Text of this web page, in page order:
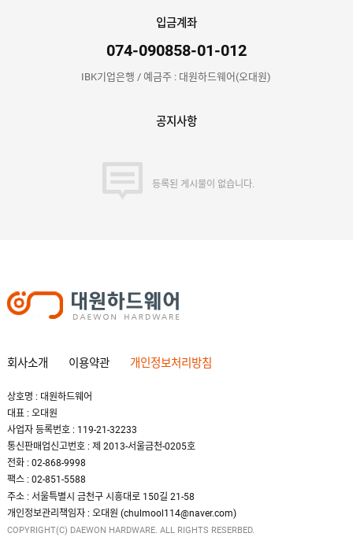
입금계좌
074-090858-01-012
IBK기업은행 / 예금주 : 대원하드웨어(오대원)
공지사항
등록된 게시물이 없습니다.
회사소개 이용약관 개인정보처리방침
상호명 : 대원하드웨어
대표 : 오대원
사업자 등록번호 : 119-21-32233
통신판매업신고번호 : 제 2013-서울금천-0205호
전화 : 02-868-9998
팩스 : 02-851-5588
주소 : 서울특별시 금천구 시흥대로 150길 21-58
개인정보관리책임자 : 오대원 (chulmool114@naver.com)
COPYRIGHT(C) DAEWON HARDWARE. ALL RIGHTS RESERBED.